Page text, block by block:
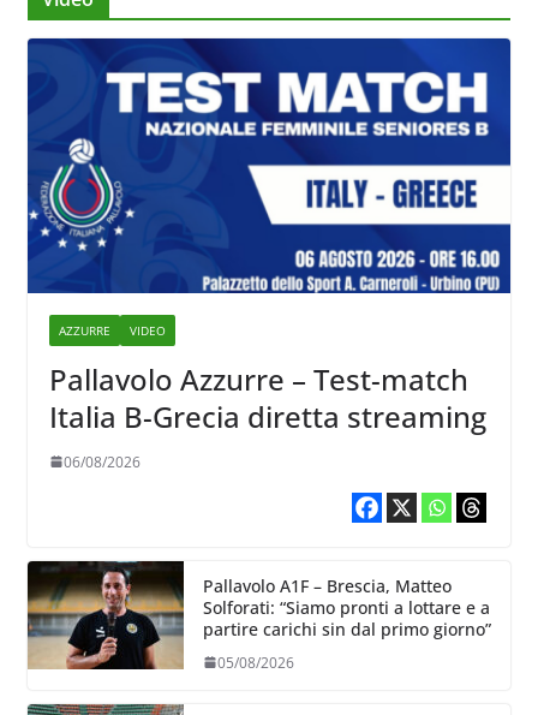
AZZURRE VIDEO
Pallavolo Azzurre – Test-match
Italia B-Grecia diretta streaming
06/08/2026
Pallavolo A1F – Brescia, Matteo
Solforati: “Siamo pronti a lottare e a
partire carichi sin dal primo giorno”
05/08/2026